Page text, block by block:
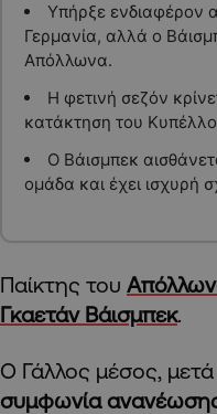
Υπήρξε ενδιαφέρον
Γερμανία, αλλά ο
Απόλλωνα.
Η φετινή σεζόν
κατάκτηση του
Ο Βάισμπεκ
ομάδα και έχει ισχυρή
Παίκτης του
Γκαετάν Βάισμπεκ.
Ο Γάλλος μέσος,
συμφωνία